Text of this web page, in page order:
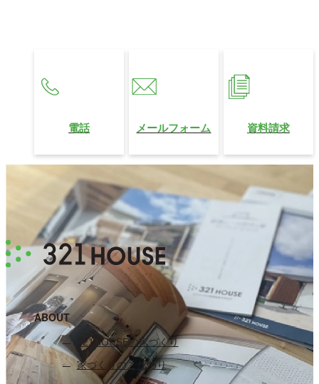
電話 メールフォーム 資料請求
ABOUT
321HOUSEの家づくり
家づくりのこだわり